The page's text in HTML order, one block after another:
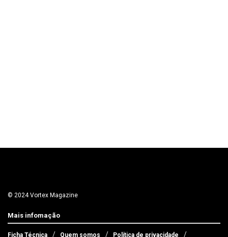
© 2024 Vortex Magazine
Mais infomação
Ficha Técnica Quem somos Política de privacidade